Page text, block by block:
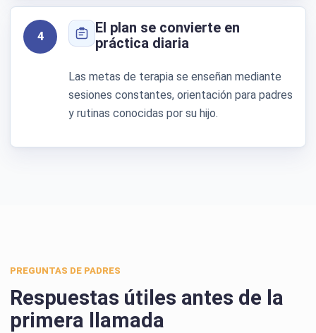
4
El plan se convierte en
práctica diaria
Las metas de terapia se enseñan mediante
sesiones constantes, orientación para padres
y rutinas conocidas por su hijo.
PREGUNTAS DE PADRES
Respuestas útiles antes de la
primera llamada